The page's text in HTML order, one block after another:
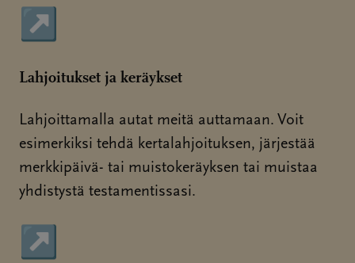
Sivu avautuu uudessa ikkunassa
↗
Lahjoitukset ja keräykset
Lahjoittamalla autat meitä auttamaan. Voit
esimerkiksi tehdä kertalahjoituksen, järjestää
merkkipäivä- tai muistokeräyksen tai muistaa
yhdistystä testamentissasi.
Sivu avautuu uudessa ikkunassa
↗